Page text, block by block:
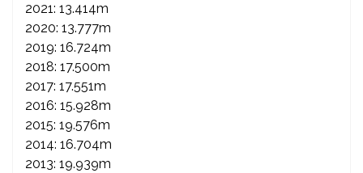
2021: 13.414m
2020: 13.777m
2019: 16.724m
2018: 17.500m
2017: 17.551m
2016: 15.928m
2015: 19.576m
2014: 16.704m
2013: 19.939m